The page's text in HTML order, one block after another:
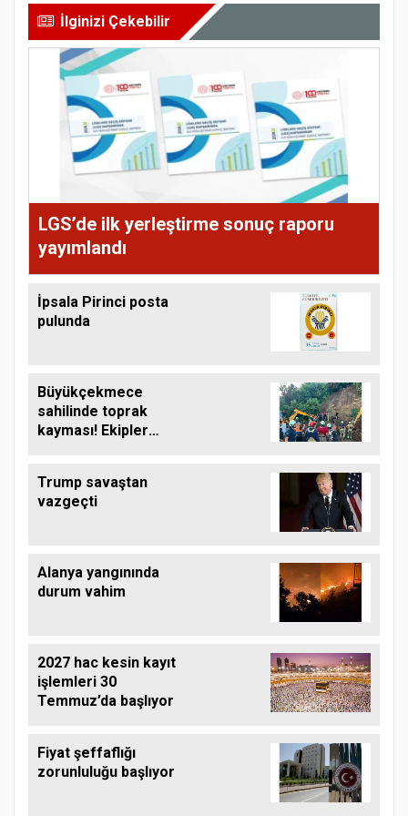
İlginizi Çekebilir
LGS’de ilk yerleştirme sonuç raporu
yayımlandı
İpsala Pirinci posta
pulunda
Büyükçekmece
sahilinde toprak
kayması! Ekipler
Trump savaştan
vazgeçti
Alanya yangınında
durum vahim
2027 hac kesin kayıt
işlemleri 30
Temmuz’da başlıyor
Fiyat şeffaflığı
zorunluluğu başlıyor